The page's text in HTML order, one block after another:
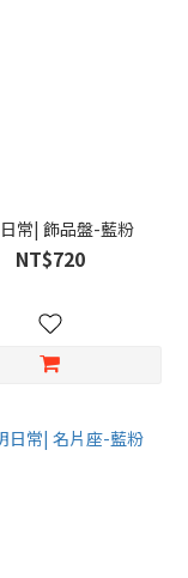
常| 飾品盤-藍粉
NT$720